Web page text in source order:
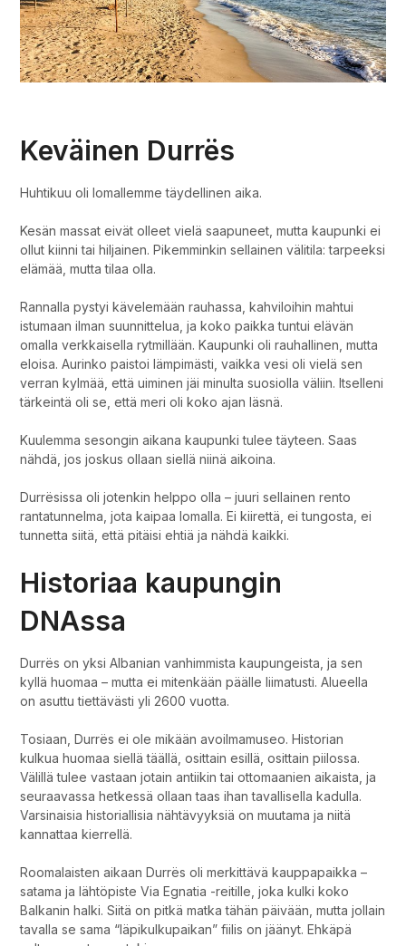
Keväinen Durrës
Huhtikuu oli lomallemme täydellinen aika.
Kesän massat eivät olleet vielä saapuneet, mutta kaupunki ei
ollut kiinni tai hiljainen. Pikemminkin sellainen välitila: tarpeeksi
elämää, mutta tilaa olla.
Rannalla pystyi kävelemään rauhassa, kahviloihin mahtui
istumaan ilman suunnittelua, ja koko paikka tuntui elävän
omalla verkkaisella rytmillään. Kaupunki oli rauhallinen, mutta
eloisa. Aurinko paistoi lämpimästi, vaikka vesi oli vielä sen
verran kylmää, että uiminen jäi minulta suosiolla väliin. Itselleni
tärkeintä oli se, että meri oli koko ajan läsnä.
Kuulemma sesongin aikana kaupunki tulee täyteen. Saas
nähdä, jos joskus ollaan siellä niinä aikoina.
Durrësissa oli jotenkin helppo olla – juuri sellainen rento
rantatunnelma, jota kaipaa lomalla. Ei kiirettä, ei tungosta, ei
tunnetta siitä, että pitäisi ehtiä ja nähdä kaikki.
Historiaa kaupungin
DNAssa
Durrës on yksi Albanian vanhimmista kaupungeista, ja sen
kyllä huomaa – mutta ei mitenkään päälle liimatusti. Alueella
on asuttu tiettävästi yli 2600 vuotta.
Tosiaan, Durrës ei ole mikään avoilmamuseo. Historian
kulkua huomaa siellä täällä, osittain esillä, osittain piilossa.
Välillä tulee vastaan jotain antiikin tai ottomaanien aikaista, ja
seuraavassa hetkessä ollaan taas ihan tavallisella kadulla.
Varsinaisia historiallisia nähtävyyksiä on muutama ja niitä
kannattaa kierrellä.
Roomalaisten aikaan Durrës oli merkittävä kauppapaikka –
satama ja lähtöpiste Via Egnatia -reitille, joka kulki koko
Balkanin halki. Siitä on pitkä matka tähän päivään, mutta jollain
tavalla se sama “läpikulkupaikan” fiilis on jäänyt. Ehkäpä